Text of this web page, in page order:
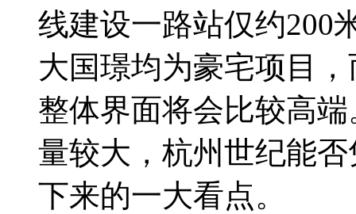
线建设一路站仅约200
大国璟均为豪宅项目
整体界面将会比较高
量较大，杭州世纪能
下来的一大看点。